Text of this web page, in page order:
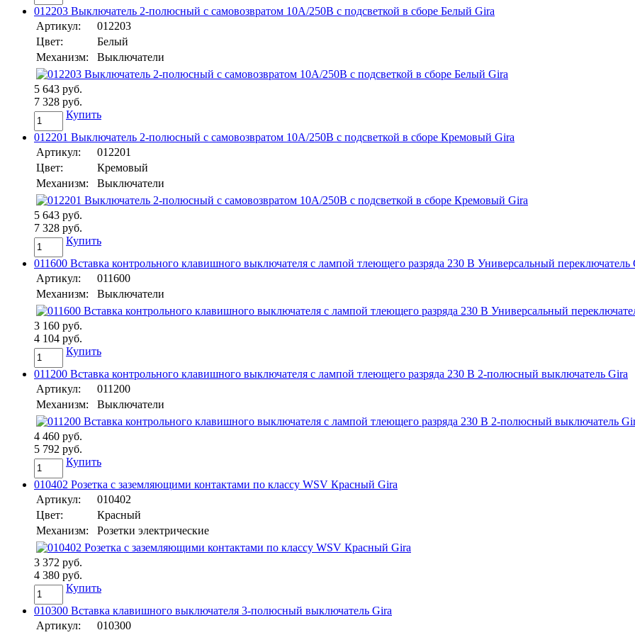
012203 Выключатель 2-полюсный с самовозвратом 10А/250В с подсветкой в сборе Белый Gira
Артикул:
012203
Цвет:
Белый
Механизм:
Выключатели
5 643 руб.
7 328 руб.
Купить
012201 Выключатель 2-полюсный с самовозвратом 10А/250В с подсветкой в сборе Кремовый Gira
Артикул:
012201
Цвет:
Кремовый
Механизм:
Выключатели
5 643 руб.
7 328 руб.
Купить
011600 Вставка контрольного клавишного выключателя с лампой тлеющего разряда 230 В Универсальный переключатель
Артикул:
011600
Механизм:
Выключатели
3 160 руб.
4 104 руб.
Купить
011200 Вставка контрольного клавишного выключателя с лампой тлеющего разряда 230 В 2-полюсный выключатель Gira
Артикул:
011200
Механизм:
Выключатели
4 460 руб.
5 792 руб.
Купить
010402 Розетка с заземляющими контактами по классу WSV Красный Gira
Артикул:
010402
Цвет:
Красный
Механизм:
Розетки электрические
3 372 руб.
4 380 руб.
Купить
010300 Вставка клавишного выключателя 3-полюсный выключатель Gira
Артикул:
010300